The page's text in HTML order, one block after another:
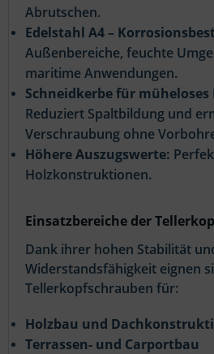
Abrutschen.
Edelstahl A4 –
Außenbereiche, feuchte
maritime Anwendungen.
Schneidkerbe für müheloses
Reduziert Spaltbildung und
Verschraubung ohne
Höhere Auszugswerte:
Holzkonstruktionen.
Einsatzbereiche der
Dank ihrer hohen Stabilität
Widerstandsfähigkeit eignen
Tellerkopfschrauben für:
Holzbau und
Terrassen- und Carportbau